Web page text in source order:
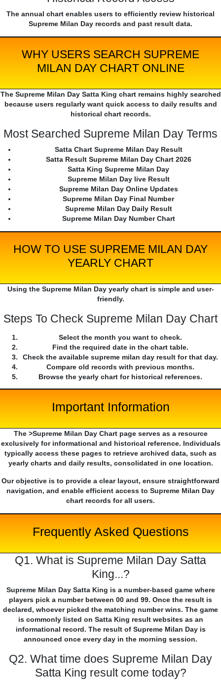
The annual chart enables users to efficiently review historical
Supreme Milan Day records and past result data.
WHY USERS SEARCH SUPREME
MILAN DAY CHART ONLINE
The Supreme Milan Day Satta King chart remains highly searched
because users regularly want quick access to daily results and
historical chart records.
Most Searched Supreme Milan Day Terms
Satta Chart Supreme Milan Day Result
Satta Result Supreme Milan Day Chart 2026
Satta King Supreme Milan Day
Supreme Milan Day live Result
Supreme Milan Day Online Updates
Supreme Milan Day Final Number
Supreme Milan Day Daily Result
Supreme Milan Day Number Chart
HOW TO USE SUPREME MILAN DAY
YEARLY CHART
Using the Supreme Milan Day yearly chart is simple and user-
friendly.
Steps To Check Supreme Milan Day Chart
Select the month you want to check.
Find the required date in the chart table.
Check the available supreme milan day result for that day.
Compare old records with previous months.
Browse the yearly chart for historical references.
Important Information
The >Supreme Milan Day Chart page serves as a resource
exclusively for informational and historical reference. Individuals
typically access these pages to retrieve archived data, such as
yearly charts and daily results, consolidated in one location.
Our objective is to provide a clear layout, ensure straightforward
navigation, and enable efficient access to Supreme Milan Day
chart records for all users.
Frequently Asked Questions
Q1. What is Supreme Milan Day Satta
King...?
Supreme Milan Day Satta King is a number-based game where
players pick a number between 00 and 99. Once the result is
declared, whoever picked the matching number wins. The game
is commonly listed on Satta King result websites as an
informational record. The result of Supreme Milan Day is
announced once every day in the morning session.
Q2. What time does Supreme Milan Day
Satta King result come today?